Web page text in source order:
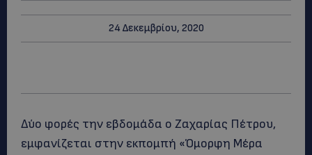
24 Δεκεμβρίου, 2020
Δύο φορές την εβδομάδα ο Ζαχαρίας Πέτρου,
εμφανίζεται στην εκπομπή «Όμορφη Μέρα